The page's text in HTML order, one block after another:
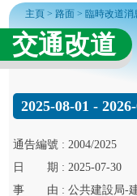
主頁 >路面 > 臨時改道消
交通改道
2025-08-01 -
通告編號 :2004/2025
日
期 :2025-07-30
事
由 :公共建設局-